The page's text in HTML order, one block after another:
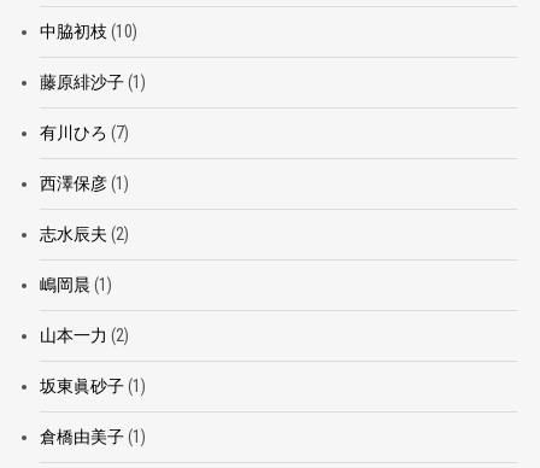
中脇初枝 (10)
藤原緋沙子(1)
有川ひろ (7)
西澤保彦(1)
志水辰夫 (2)
嶋岡晨 (1)
山本一力 (2)
坂東眞砂子(1)
倉橋由美子(1)